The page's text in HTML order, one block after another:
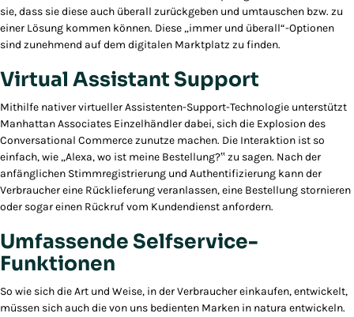
sie, dass sie diese auch überall zurückgeben und umtauschen bzw. zu
einer Lösung kommen können. Diese „immer und überall“-Optionen
sind zunehmend auf dem digitalen Marktplatz zu finden.
Virtual Assistant Support
Mithilfe nativer virtueller Assistenten-Support-Technologie unterstützt
Manhattan Associates Einzelhändler dabei, sich die Explosion des
Conversational Commerce zunutze machen. Die Interaktion ist so
einfach, wie „Alexa, wo ist meine Bestellung?‟ zu sagen. Nach der
anfänglichen Stimmregistrierung und Authentifizierung kann der
Verbraucher eine Rücklieferung veranlassen, eine Bestellung stornieren
oder sogar einen Rückruf vom Kundendienst anfordern.
Umfassende Selfservice-
Funktionen
So wie sich die Art und Weise, in der Verbraucher einkaufen, entwickelt,
müssen sich auch die von uns bedienten Marken in natura entwickeln.